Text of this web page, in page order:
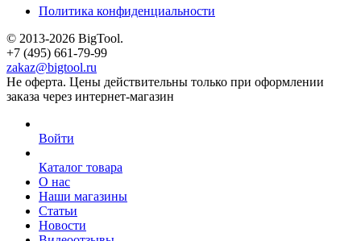
Политика конфиденциальности
© 2013-2026 BigTool.
+7 (495) 661-79-99
zakaz@bigtool.ru
Не оферта. Цены действительны только при оформлении
заказа через интернет-магазин
Войти
Каталог товара
О нас
Наши магазины
Статьи
Новости